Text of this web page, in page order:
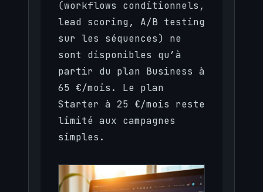
(workflows conditionnels,
lead scoring, A/B testing
sur les séquences) ne
sont disponibles qu’à
partir du plan Business à
65 €/mois. Le plan
Starter à 25 €/mois reste
limité aux campagnes
simples.